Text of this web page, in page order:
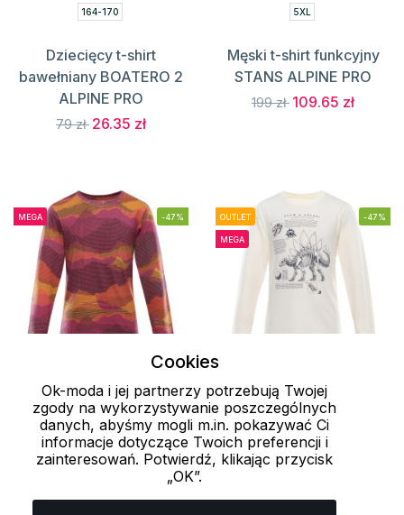
164-170
Dziecięcy t-shirt
bawełniany BOATERO 2
ALPINE PRO
79 zł 26.35 zł
5XL
Męski t-shirt funkcyjny
STANS ALPINE PRO
199 zł 109.65 zł
MEGA -47%
128-134
Dziecięcy t-shirt z
bawełny organicznej
ECCO 2 ALPINE PRO
41.6 zł
OUTLET
MEGA
-47%
92-98
Dziecięcy t-shirt z
bawełny organicznej
41.6 zł
Cookies
Ok-moda i jej partnerzy potrzebują Twojej
zgody na wykorzystywanie poszczególnych
danych, abyśmy mogli m.in. pokazywać Ci
informacje dotyczące Twoich preferencji i
zainteresowań. Potwierdź, klikając przycisk
„OK”.